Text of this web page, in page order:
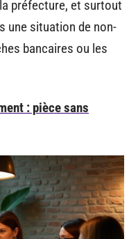
préfecture, et surtout
une situation de non-
bancaires ou les
: pièce sans